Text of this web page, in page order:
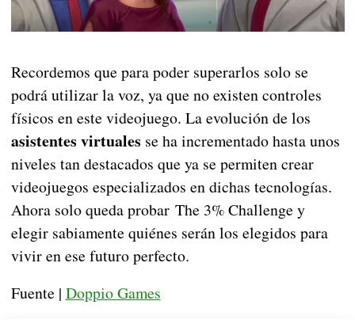
Recordemos que para poder superarlos solo se
podrá utilizar la voz, ya que no existen controles
físicos en este videojuego. La evolución de los
asistentes virtuales se ha incrementado hasta unos
niveles tan destacados que ya se permiten crear
videojuegos especializados en dichas tecnologías.
Ahora solo queda probar The 3% Challenge y
elegir sabiamente quiénes serán los elegidos para
vivir en ese futuro perfecto.
Fuente | Doppio Games